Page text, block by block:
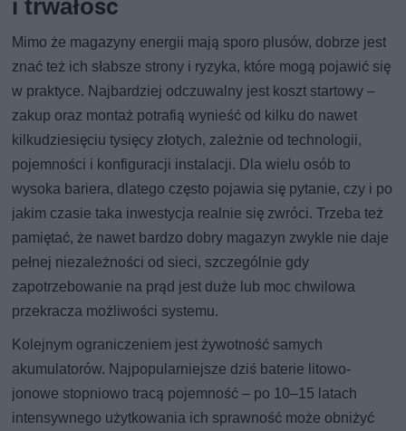
i trwałość
Mimo że magazyny energii mają sporo plusów, dobrze jest
znać też ich słabsze strony i ryzyka, które mogą pojawić się
w praktyce. Najbardziej odczuwalny jest koszt startowy –
zakup oraz montaż potrafią wynieść od kilku do nawet
kilkudziesięciu tysięcy złotych, zależnie od technologii,
pojemności i konfiguracji instalacji. Dla wielu osób to
wysoka bariera, dlatego często pojawia się pytanie, czy i po
jakim czasie taka inwestycja realnie się zwróci. Trzeba też
pamiętać, że nawet bardzo dobry magazyn zwykle nie daje
pełnej niezależności od sieci, szczególnie gdy
zapotrzebowanie na prąd jest duże lub moc chwilowa
przekracza możliwości systemu.
Kolejnym ograniczeniem jest żywotność samych
akumulatorów. Najpopularniejsze dziś baterie litowo-
jonowe stopniowo tracą pojemność – po 10–15 latach
intensywnego użytkowania ich sprawność może obniżyć